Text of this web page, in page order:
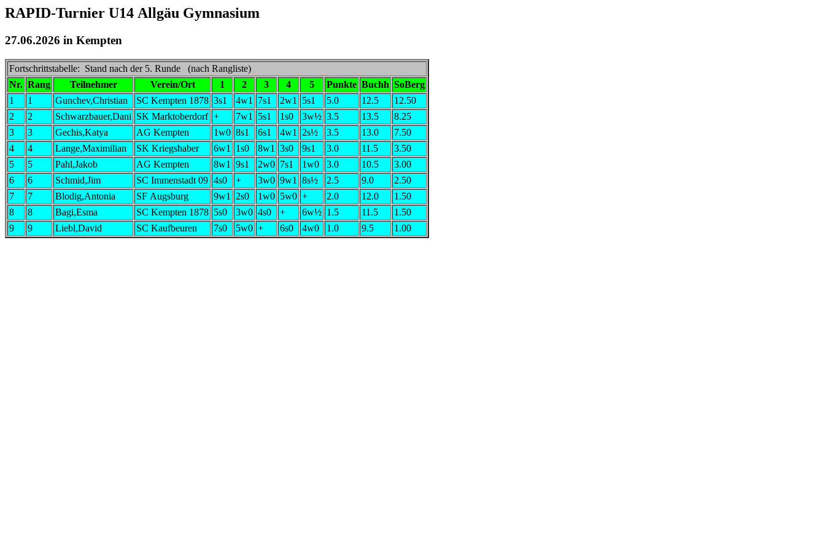
RAPID-Turnier U14 Allgäu Gymnasium
27.06.2026 in Kempten
Fortschrittstabelle: Stand nach der 5. Runde (nach Rangliste)
Nr. Rang Teilnehmer Verein/Ort 1 2 3 4 5 Punkte Buchh SoBerg
1
1 Gunchev,Christian SC Kempten 1878 3s1 4w1 7s1 2w1 5s1 5.0 12.5
12.50
2
2 Schwarzbauer,Dani SK Marktoberdorf + 7w1 5s1 1s0 3w½ 3.5 13.5
8.25
3
3 Gechis,Katya AG Kempten 1w0 8s1 6s1 4w1 2s½ 3.5 13.0
7.50
4
4 Lange,Maximilian SK Kriegshaber 6w1 1s0 8w1 3s0 9s1 3.0 11.5
3.50
5
5 Pahl,Jakob AG Kempten 8w1 9s1 2w0 7s1 1w0 3.0 10.5
3.00
6
6 Schmid,Jim SC Immenstadt 09 4s0 + 3w0 9w1 8s½ 2.5 9.0
2.50
7
7 Blodig,Antonia SF Augsburg 9w1 2s0 1w0 5w0 + 2.0 12.0
1.50
8
8 Bagi,Esma SC Kempten 1878 5s0 3w0 4s0 + 6w½ 1.5 11.5
1.50
9
9 Liebl,David SC Kaufbeuren 7s0 5w0 + 6s0 4w0 1.0 9.5 1.00